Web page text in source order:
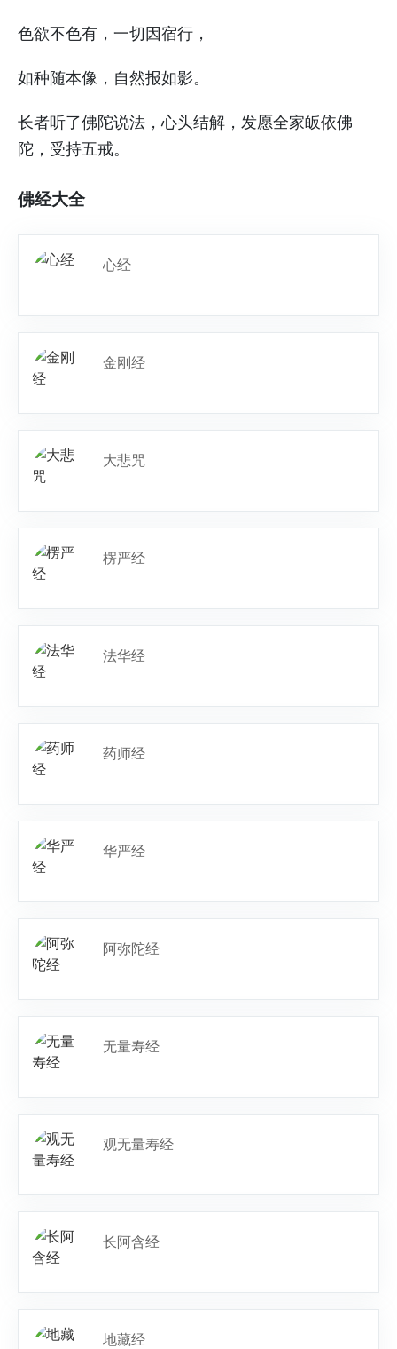
色欲不色有，一切因宿行，
如种随本像，自然报如影。
长者听了佛陀说法，心头结解，发愿全家皈依佛
陀，受持五戒。
佛经大全
心经
金刚经
大悲咒
楞严经
法华经
药师经
华严经
阿弥陀经
无量寿经
观无量寿经
长阿含经
地藏经